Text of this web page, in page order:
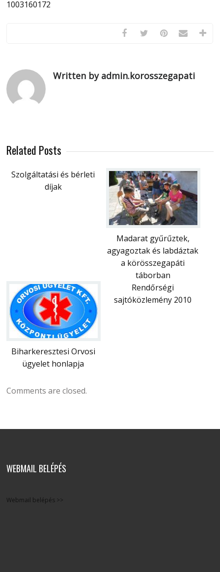
1003160172
Written by admin.korosszegapati
Related Posts
Szolgáltatási és bérleti
díjak
Madarat gyűrűztek,
agyagoztak és labdáztak
a körösszegapáti
táborban
Biharkeresztesi Orvosi
ügyelet honlapja
Rendőrségi
sajtóközlemény 2010
Comments are closed.
WEBMAIL BELÉPÉS
Webmail belépés >>